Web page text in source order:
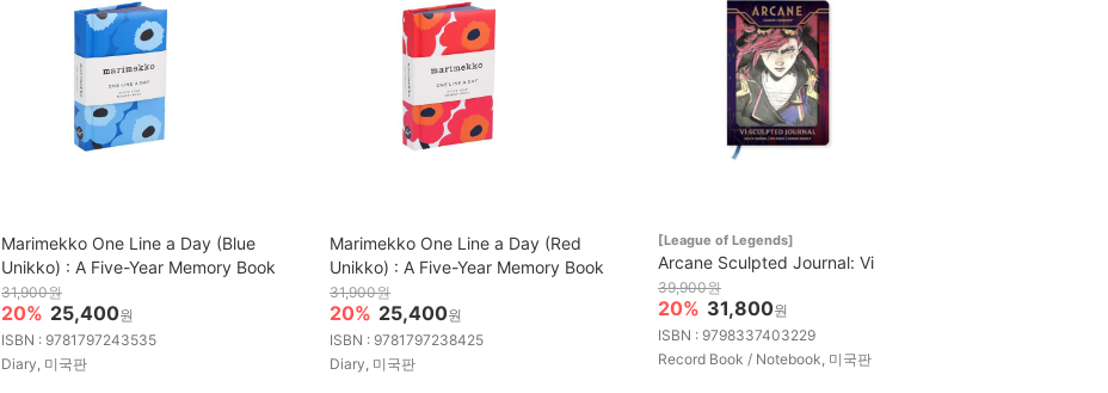
Marimekko One Line a Day (Blue
Unikko) : A Five-Year Memory Book
31,900원
20% 25,400원
ISBN : 9781797243535
Diary, 미국판
Marimekko One Line a Day (Red
Unikko) : A Five-Year Memory Book
31,900원
20% 25,400원
ISBN : 9781797238425
Diary, 미국판
[League of Legends]
Arcane Sculpted Journal: Vi
39,900원
20% 31,800원
ISBN : 9798337403229
Record Book / Notebook, 미국판